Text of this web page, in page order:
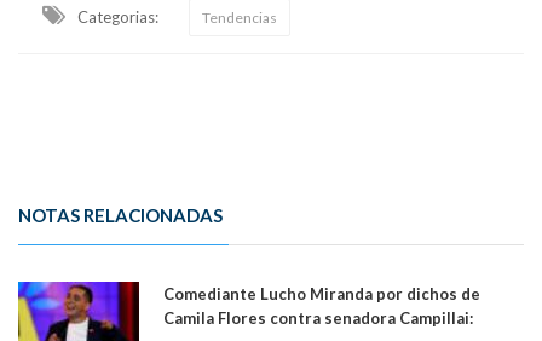
Categorias: Tendencias
NOTAS RELACIONADAS
Comediante Lucho Miranda por dichos de
Camila Flores contra senadora Campillai: